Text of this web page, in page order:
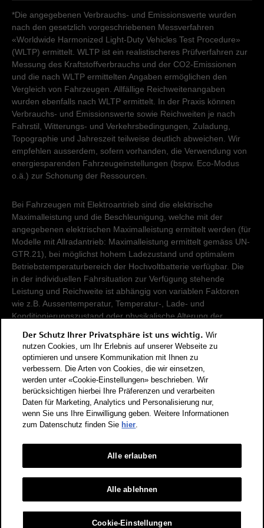
Kundendienst
Montag - Freitag 07:30-12:00 13:30 -17:30
Samstag - Sonntag
geschlossen
Kundendienst
Montag - Freitag 07:30-12:00 13:30 - 17:30
Samstag - Sonntag
geschlossen
Mittwoch - Freitag
08:30 -12:00 13:30- 18:30
Samstag
09:00-14:00
Sonntag
geschlossen
Kundendienst
Montag - Freitag 07:30-12:00 13:30 -17:30
Samstag - Sonntag
geschlossen
*Die angegebenen Verbrauchs- und Emissionswerte wurden
nach den gesetzlich vorgeschriebenen Messverfahren
«Worldwide Harmonized Light-Duty Vehicles Test Procedure»
(WLTP) ermittelt. WLTP ist ein realistischeres Prüfverfahren zur
Messung des Kraftstoffverbrauchs und der CO2-Emissionen
und die nach WLTP ermittelten Angaben ermöglichen den
Vergleich von Fahrzeugen. Allfällige Reichweitenangaben
wurden ebenfalls nach WLTP ermittelt. In der Praxis können
Verbrauchs- und Emissionswerte sowie Reichweiten je nach
Fahrstil, Witterungs- und Verkehrsbedingungen, Zuladung,
Topographie und Jahreszeit teilweise deutlich abweichen. Wir
empfehlen ausserdem, sofern vorhanden, die Verwendung von
energiesparenden Fahrzeugeinstellungen (bspw. Eco-Modus
o.ä.) zur Schonung der Ressourcen.
Bei Fahrzeugen mit Elektroantrieb sind die elektrische
Maximalleistung und die Beschleunigung, welche mit der
angegebenen elektrischen Maximalleistung ermittelt werden (für
Modelle mit Allradantrieb: Maximalleistung ermittelt gemäss UN-
GTR.21), bei möglichst hohem Ladezustand und optimalem
Betriebstemperaturbereich der Hochvoltbatterie verfügbar. Die
in der individuellen Fahrsituation zur Verfügung stehende
Leistung und Reichweite ist abhängig von variablen Faktoren
wie z.B. Aussentemperatur, Temperatur-, Lade- und
Konditionierungszustand oder physikalische Alterung der
Damit Energieverbräuche unterschiedlicher Antriebsformen
(Benzin, Diesel, Gas, Strom, usw.) vergleichbar sind, werden sie
zusätzlich als sogenannte Benzinäquivalente (Masseinheit für
Energie) ausgewiesen. CO2 ist das für die Erderwärmung
hauptverantwortliche Treibhausgas. CO2-Mittelwert aller in der
Schweiz angebotenen Fahrzeugmodelle: 111 g/km (WLTP).
CO2-Zielwert der in der Schweiz angebotenen
Fahrzeugmodelle: 93.6 g/km (WLTP). Die Angaben für ein
Fahrzeug können von den zulassungsrelevanten Daten nach
der individuellen Einzelfahrzeuggenehmigung abweichen.
Energieeffizienz-Kategorie nach dem neuen
Berechnungsverfahren gemäss Anhang 4.1 EnEV, gültig ab
01.01.2023. Informationen zur Energieetikette für
Personenwagen finden Sie unter Bundesamt für Energie BFE.
Der Schutz Ihrer Privatsphäre ist uns wichtig. Wir
nutzen Cookies, um Ihr Erlebnis auf unserer Webseite zu
optimieren und unsere Kommunikation mit Ihnen zu
verbessern. Die Arten von Cookies, die wir einsetzen,
werden unter «Cookie-Einstellungen» beschrieben. Wir
berücksichtigen hierbei Ihre Präferenzen und verarbeiten
Daten für Marketing, Analytics und Personalisierung nur,
wenn Sie uns Ihre Einwilligung geben. Weitere Informationen
zum Datenschutz finden Sie hier.
Cookie-Einstellungen
Alle ablehnen
Alle erlauben